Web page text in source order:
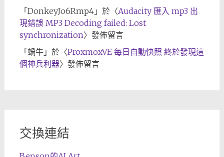
「 DonkeyJo6Rmp4」於〈Audacity 匯入 mp3 出
現錯誤 MP3 Decoding failed: Lost
synchronization〉發佈留言
「 蝸牛」於〈ProxmoxVE 每日自動快照 終於發現這
個神兵利器〉發佈留言
交換連結